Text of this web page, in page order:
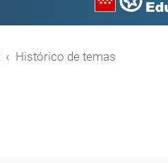
Histórico de temas